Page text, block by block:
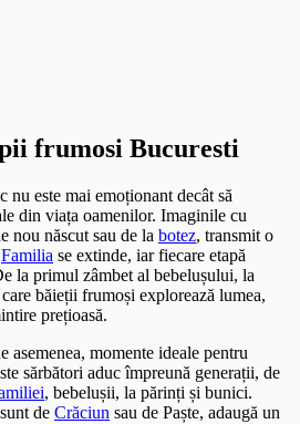
frumosi Bucuresti
este mai emoționant decât să
din viața oamenilor. Imaginile cu
nou născut sau de la botez, transmit o
Familia se extinde, iar fiecare etapă
la primul zâmbet al bebelușului, la
băieții frumoși explorează lumea,
prețioasă.
asemenea, momente ideale pentru
sărbători aduc împreună generații, de
, bebelușii, la părinți și bunici.
de Crăciun sau de Paște, adaugă un